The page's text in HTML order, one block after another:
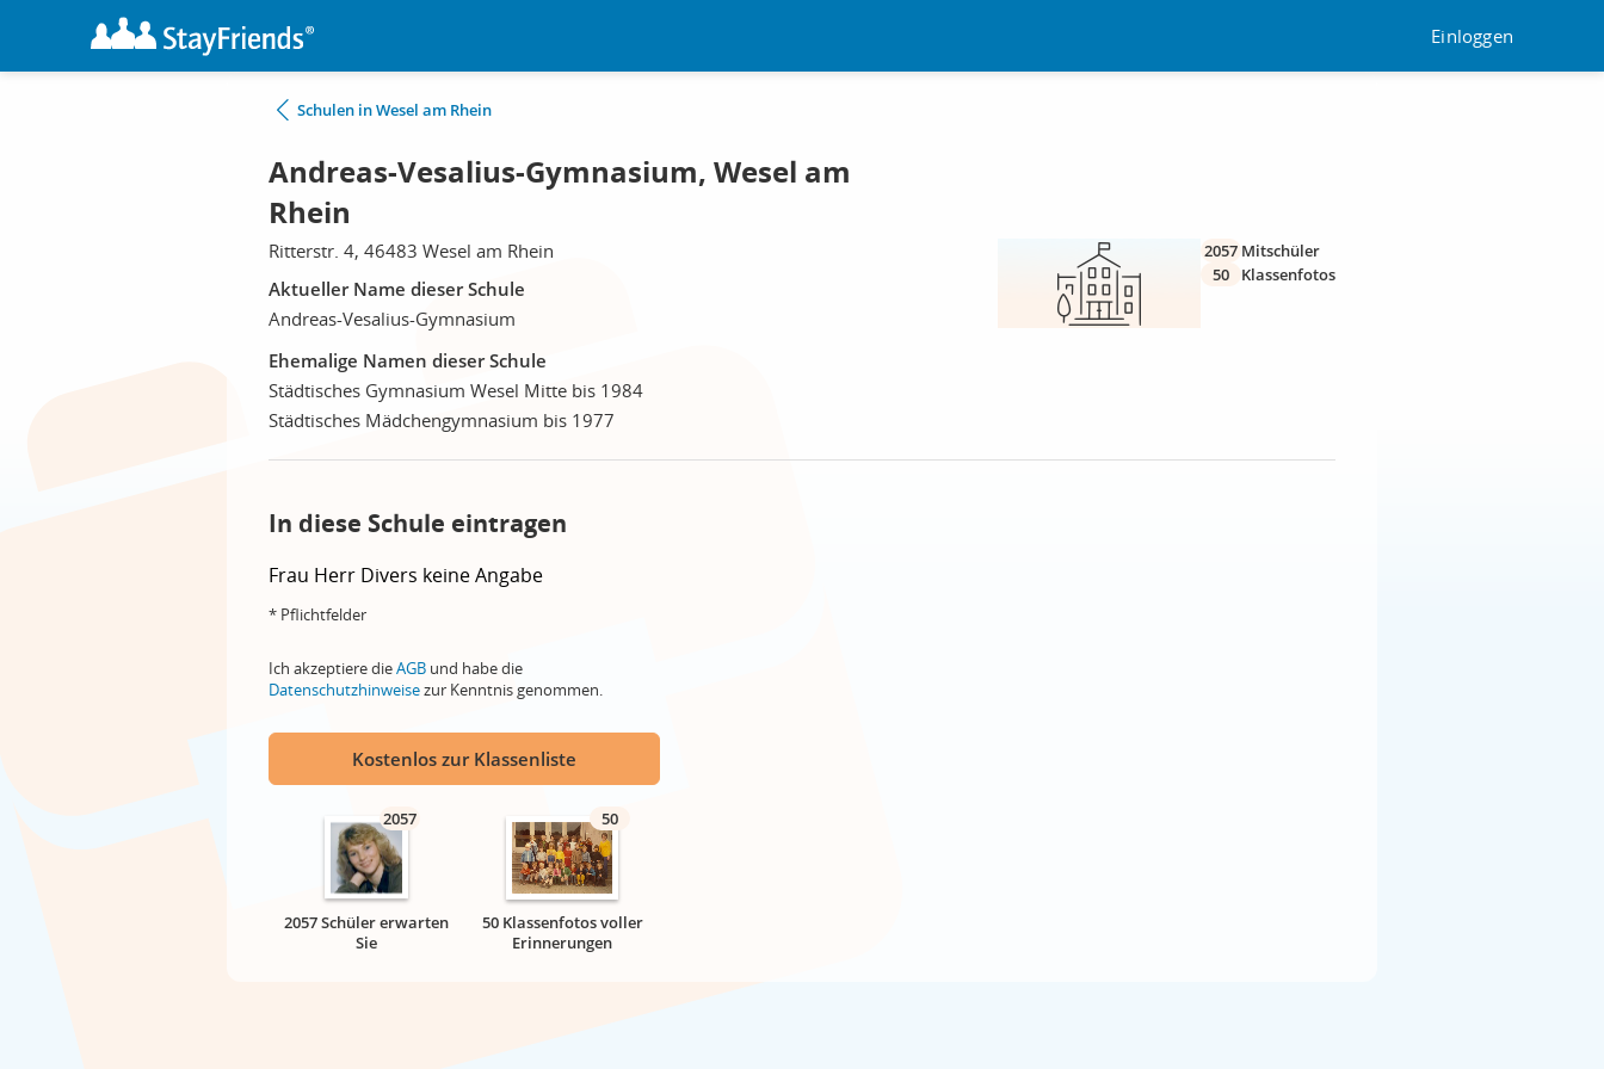
Einloggen
Schulen in Wesel am Rhein
Andreas-Vesalius-Gymnasium, Wesel am
Rhein
Ritterstr. 4, 46483 Wesel am Rhein
Aktueller Name dieser Schule
Andreas-Vesalius-Gymnasium
Ehemalige Namen dieser Schule
Städtisches Gymnasium Wesel Mitte bis 1984
Städtisches Mädchengymnasium bis 1977
2057 Mitschüler
50
Klassenfotos
In diese Schule eintragen
Frau Herr Divers keine Angabe
* Pflichtfelder
Ich akzeptiere dieAGB und habe die
Datenschutzhinweisezur Kenntnis genommen.
Kostenlos zur Klassenliste
2057
2057 Schüler erwarten
Sie
50
50 Klassenfotos voller
Erinnerungen